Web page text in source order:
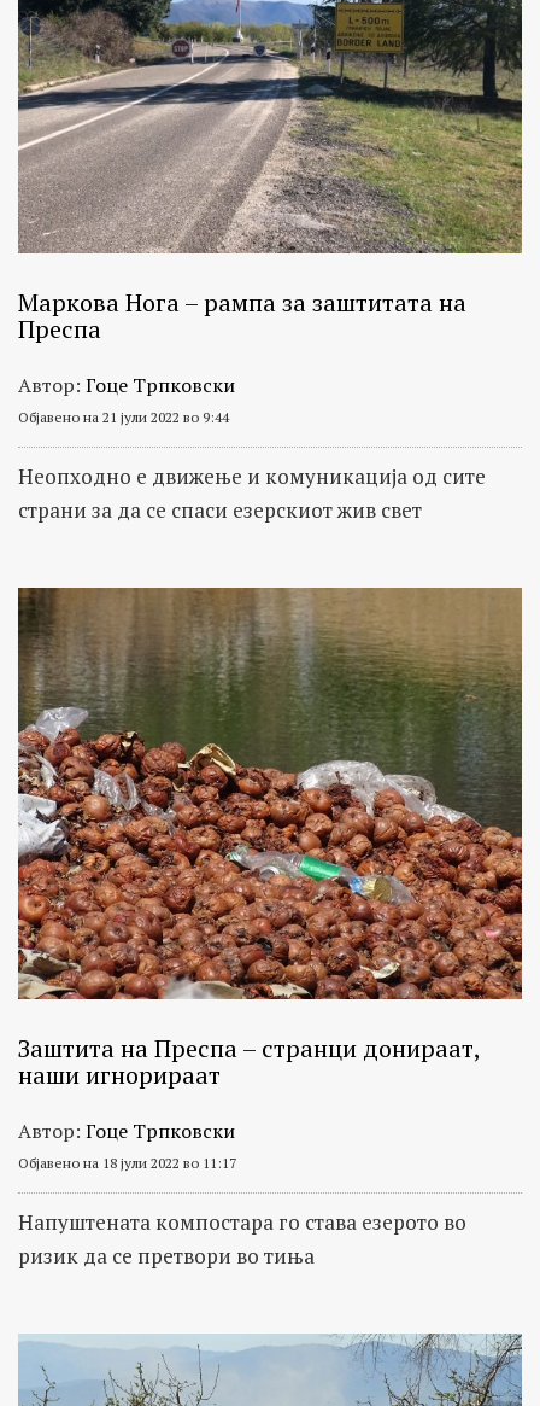
Маркова Нога – рампа за заштитата на
Преспа
Автор: Гоце Трпковски
Објавено на 21 јули 2022 во 9:44
Неопходно е движење и комуникација од сите
страни за да се спаси езерскиот жив свет
Заштита на Преспа – странци донираат,
наши игнорираат
Автор: Гоце Трпковски
Објавено на 18 јули 2022 во 11:17
Напуштената компостара го става езерото во
ризик да се претвори во тиња